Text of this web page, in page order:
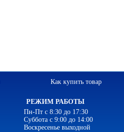
Как купить товар
РЕЖИМ РАБОТЫ
Пн-Пт с 8:30 до 17:30
Суббота с 9:00 до 14:00
Воскресенье выходной